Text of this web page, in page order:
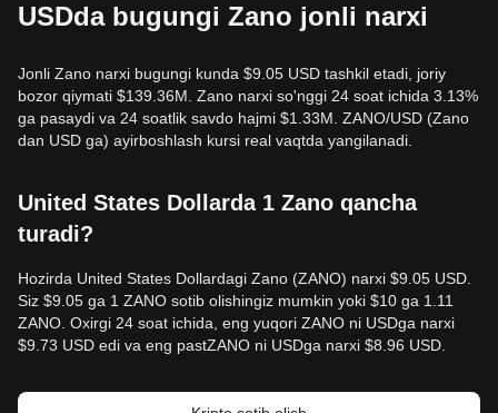
USDda bugungi Zano jonli narxi
Jonli Zano narxi bugungi kunda $9.05 USD tashkil etadi, joriy
bozor qiymati $139.36M. Zano narxi so'nggi 24 soat ichida 3.13%
ga pasaydi va 24 soatlik savdo hajmi $1.33M. ZANO/USD (Zano
dan USD ga) ayirboshlash kursi real vaqtda yangilanadi.
United States Dollarda 1 Zano qancha
turadi?
Hozirda United States Dollardagi Zano (ZANO) narxi $9.05 USD.
Siz $9.05 ga 1 ZANO sotib olishingiz mumkin yoki $10 ga 1.11
ZANO. Oxirgi 24 soat ichida, eng yuqori ZANO ni USDga narxi
$9.73 USD edi va eng pastZANO ni USDga narxi $8.96 USD.